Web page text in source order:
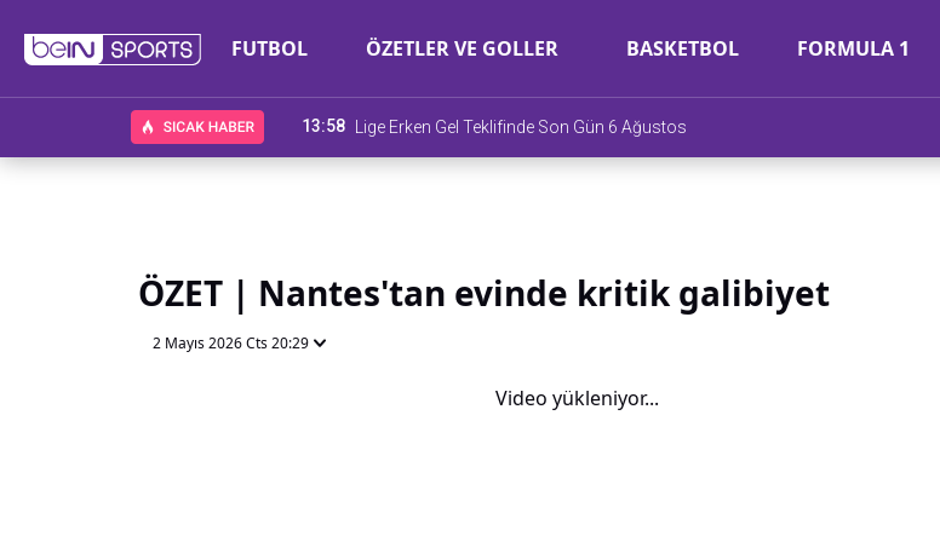
FUTBOL ÖZETLER VE GOLLER BASKETBOL FORMULA 1
13:58 Lige Erken Gel Teklifinde Son Gün 6 Ağustos
ÖZET | Nantes'tan evinde kritik galibiyet
2 Mayıs 2026 Cts 20:29
Video yükleniyor...